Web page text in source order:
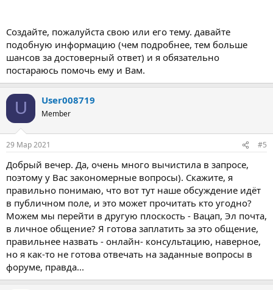
Создайте, пожалуйста свою или его тему. давайте
подобную информацию (чем подробнее, тем больше
шансов за достоверный ответ) и я обязательно
постараюсь помочь ему и Вам.
U User008719
Member
29 Мар 2021 #5
Добрый вечер. Да, очень много вычистила в запросе,
поэтому у Вас закономерные вопросы). Скажите, я
правильно понимаю, что вот тут наше обсуждение идёт
в публичном поле, и это может прочитать кто угодно?
Можем мы перейти в другую плоскость - Вацап, Эл почта,
в личное общение? Я готова заплатить за это общение,
правильнее назвать - онлайн- консультацию, наверное,
но я как-то не готова отвечать на заданные вопросы в
форуме, правда...